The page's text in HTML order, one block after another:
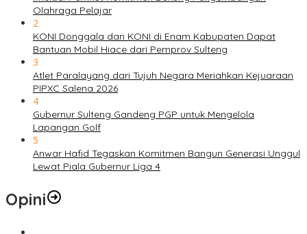
Olahraga Pelajar
2
KONI Donggala dan KONI di Enam Kabupaten Dapat
Bantuan Mobil Hiace dari Pemprov Sulteng
3
Atlet Paralayang dari Tujuh Negara Meriahkan Kejuaraan
PIPXC Salena 2026
4
Gubernur Sulteng Gandeng PGP untuk Mengelola
Lapangan Golf
5
Anwar Hafid Tegaskan Komitmen Bangun Generasi Unggul
Lewat Piala Gubernur Liga 4
Opini